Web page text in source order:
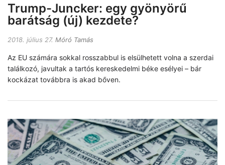
Trump-Juncker: egy gyönyörű
barátság (új) kezdete?
2018. július 27. Móró Tamás
Az EU számára sokkal rosszabbul is elsülhetett volna a szerdai
találkozó, javultak a tartós kereskedelmi béke esélyei – bár
kockázat továbbra is akad bőven.